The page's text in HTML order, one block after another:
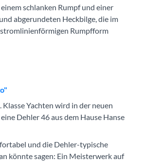
einem schlanken Rumpf und einer
abgerundeten Heckbilge, die im
Rumpfform
Yachten wird in der neuen
Dehler 46 aus dem Hause Hanse
und die Dehler-typische
könnte sagen: Ein Meisterwerk auf